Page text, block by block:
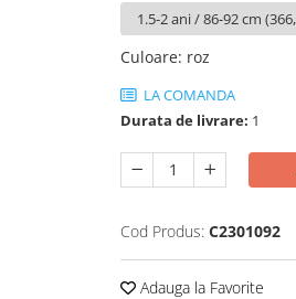
Culoare: roz
LA COMANDA
Durata de livrare: 1
Cod Produs: C2301092
Adauga la Favorite